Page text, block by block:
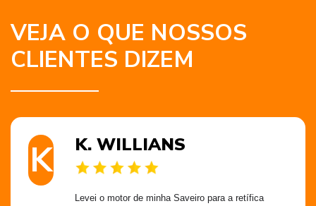
VEJA O QUE NOSSOS
CLIENTES DIZEM
K K. WILLIANS
Levei o motor de minha Saveiro para a retífica